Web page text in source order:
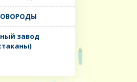
завод